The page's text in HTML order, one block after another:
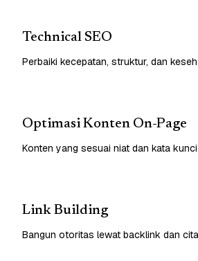
Technical SEO
Perbaiki kecepatan, struktur, dan
Optimasi Konten On-Page
Konten yang sesuai niat dan kata
Link Building
Bangun otoritas lewat backlink dan